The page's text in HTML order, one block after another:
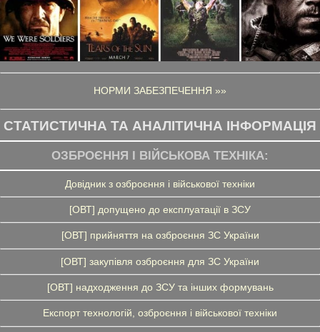
НОРМИ ЗАБЕЗПЕЧЕННЯ »»
СТАТИСТИЧНА ТА АНАЛІТИЧНА ІНФОРМАЦІЯ
ОЗБРОЄННЯ І ВІЙСЬКОВА ТЕХНІКА:
Довідник з озброєння і військової техніки
[ОВТ] допущено до експлуатації в ЗСУ
[ОВТ] прийняття на озброєння ЗС України
[ОВТ] закупівля озброєння для ЗС України
[ОВТ] надходження до ЗСУ та інших формувань
Експорт технологій, озброєння і військової техніки